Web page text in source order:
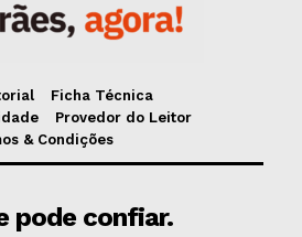
Ficha Técnica
Provedor do Leitor
& Condições
pode confiar.